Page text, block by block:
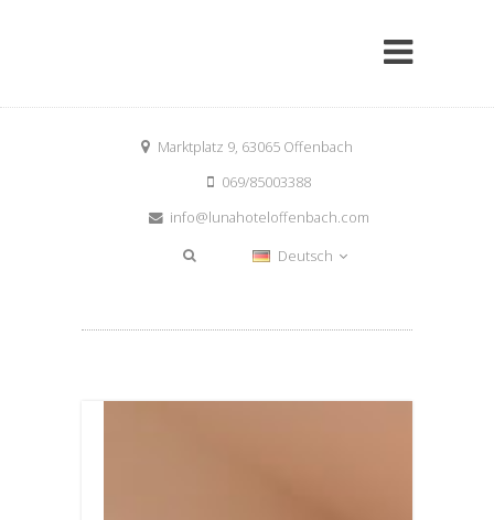
Marktplatz 9, 63065 Offenbach
069/85003388
info@lunahoteloffenbach.com
Deutsch